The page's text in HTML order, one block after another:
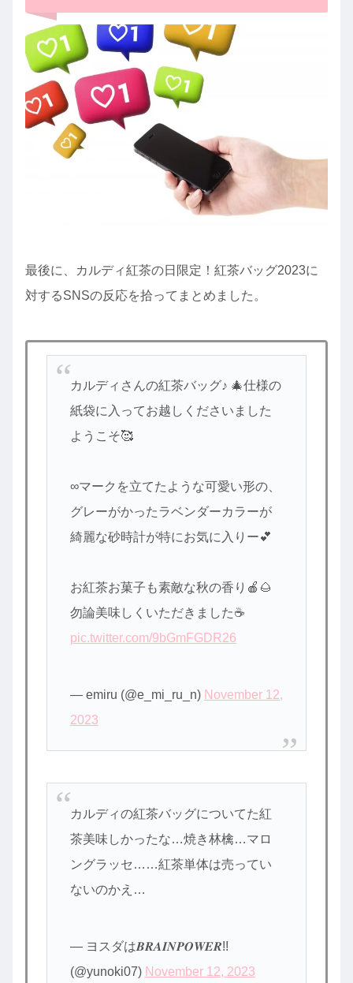
最後に、カルディ紅茶の日限定！紅茶バッグ2023に
対するSNSの反応を拾ってまとめました。
カルディさんの紅茶バッグ♪ 🎄仕様の
紙袋に入ってお越しくださいました
ようこそ🥰
∞マークを立てたような可愛い形の、
グレーがかったラベンダーカラーが
綺麗な砂時計が特にお気に入りー💕
お紅茶お菓子も素敵な秋の香り🍎🌰
勿論美味しくいただきました☕️
pic.twitter.com/9bGmFGDR26
— emiru (@e_mi_ru_n) November 12,
2023
カルディの紅茶バッグについてた紅
茶美味しかったな…焼き林檎…マロ
ングラッセ……紅茶単体は売ってい
ないのかえ…
— ヨスダは𝑩𝑹𝑨𝑰𝑵𝑷𝑶𝑾𝑬𝑹!!
(@yunoki07) November 12, 2023